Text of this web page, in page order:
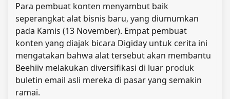
Para pembuat konten menyambut baik
seperangkat alat bisnis baru, yang diumumkan
pada Kamis (13 November). Empat pembuat
konten yang diajak bicara Digiday untuk cerita ini
mengatakan bahwa alat tersebut akan membantu
Beehiiv melakukan diversifikasi di luar produk
buletin email asli mereka di pasar yang semakin
ramai.